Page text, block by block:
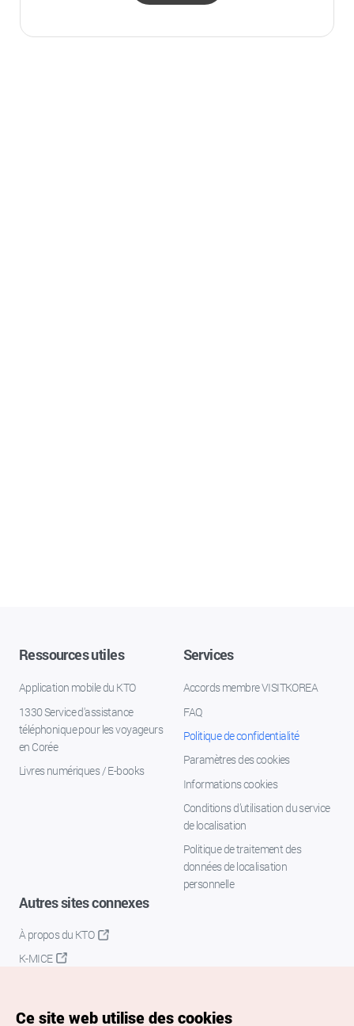
Ressources utiles
Application mobile du KTO
1330 Service d'assistance
téléphonique pour les voyageurs
en Corée
Livres numériques / E-books
Services
Accords membre VISITKOREA
FAQ
Politique de confidentialité
Paramètres des cookies
Informations cookies
Conditions d’utilisation du service
de localisation
Politique de traitement des
données de localisation
personnelle
Autres sites connexes
À propos du KTO
K-MICE
Ce site web utilise des cookies